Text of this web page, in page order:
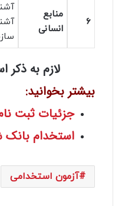
۶
منابع
انسانی
لازم به
بیشتر بخوانید:
جزئیات ثبت
استخدام بانک
آزمون استخدامی